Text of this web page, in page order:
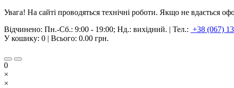
Увага! На сайті проводяться технічні роботи. Якщо не вдається
Відчинено: Пн.-Сб.: 9:00 - 19:00; Нд.: вихідний. | Тел.: +38 (067)
У кошику: 0 | Всього: 0.00 грн.
0
×
×